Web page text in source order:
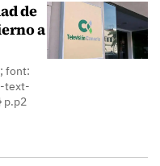
de
a
font:
text-
p.p2